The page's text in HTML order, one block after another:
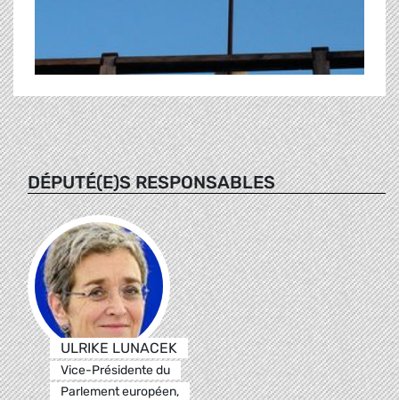
DÉPUTÉ(E)S RESPONSABLES
ULRIKE LUNACEK
Vice-Présidente du
Parlement européen,